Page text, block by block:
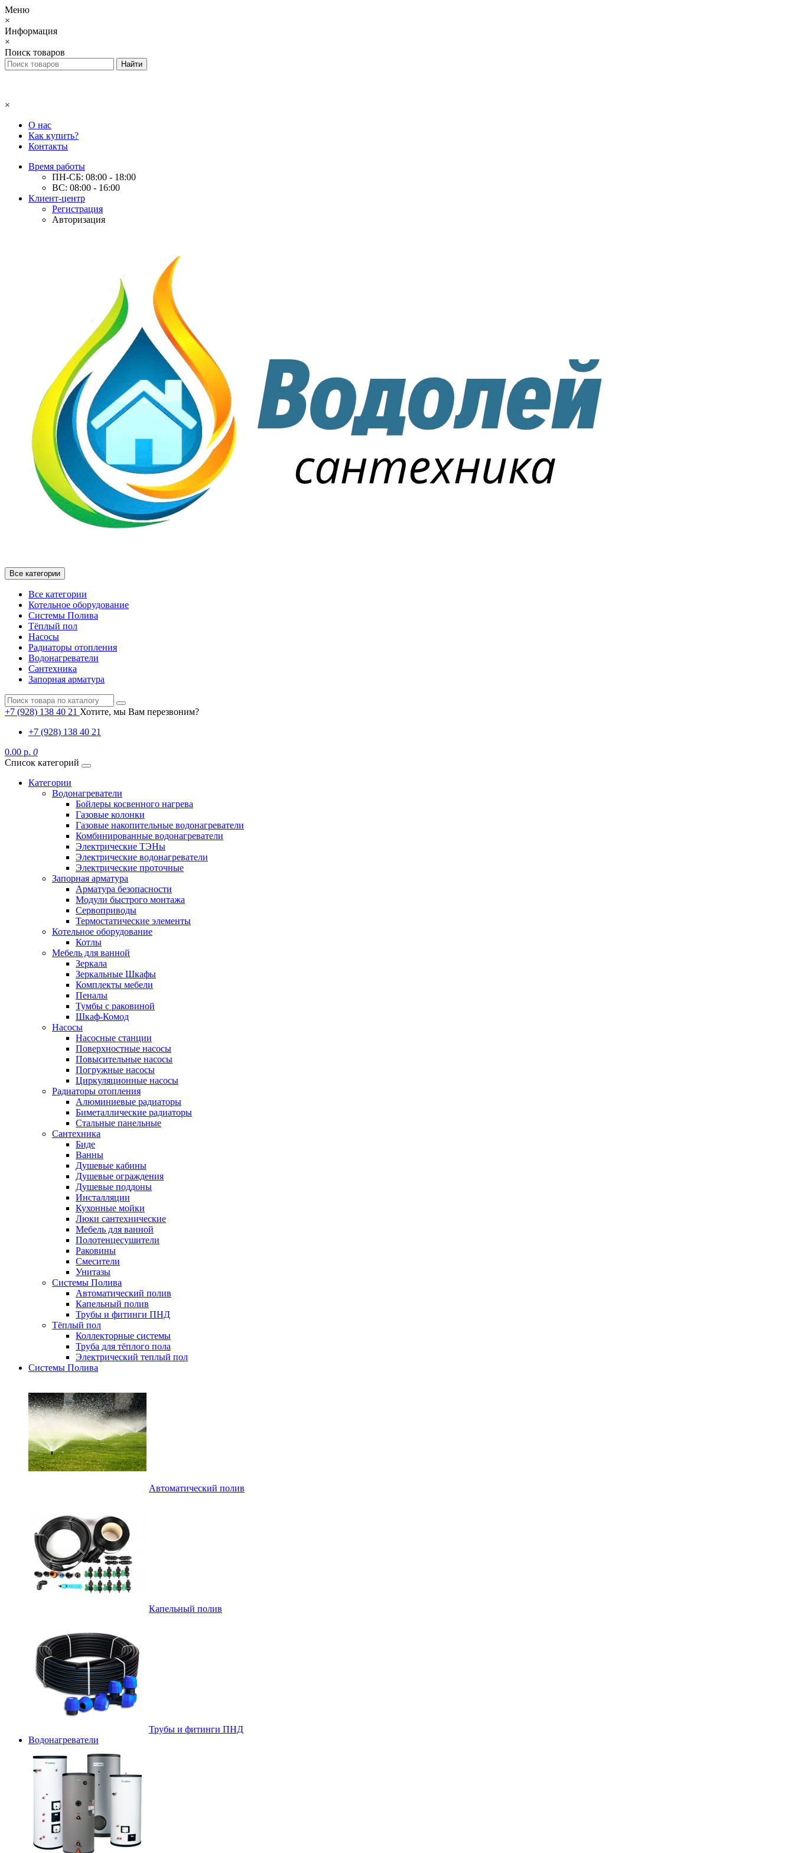
Меню
×
Информация
×
Поиск товаров
×
О нас
Как купить?
Контакты
Время работы
ПН-СБ: 08:00 - 18:00
ВС: 08:00 - 16:00
Клиент-центр
Регистрация
Авторизация
Все категории
Все категории
Котельное оборудование
Системы Полива
Тёплый пол
Насосы
Радиаторы отопления
Водонагреватели
Сантехника
Запорная арматура
+7 (928) 138 40 21 Хотите, мы Вам перезвоним?
+7 (928) 138 40 21
0.00 р. 0
Список категорий
Категории
Водонагреватели
Бойлеры косвенного нагрева
Газовые колонки
Газовые накопительные водонагреватели
Комбинированные водонагреватели
Электрические ТЭНы
Электрические водонагреватели
Электрические проточные
Запорная арматура
Арматура безопасности
Модули быстрого монтажа
Сервоприводы
Термостатические элементы
Котельное оборудование
Котлы
Мебель для ванной
Зеркала
Зеркальные Шкафы
Комплекты мебели
Пеналы
Тумбы с раковиной
Шкаф-Комод
Насосы
Насосные станции
Поверхностные насосы
Повысительные насосы
Погружные насосы
Циркуляционные насосы
Радиаторы отопления
Алюминиевые радиаторы
Биметаллические радиаторы
Стальные панельные
Сантехника
Биде
Ванны
Душевые кабины
Душевые ограждения
Душевые поддоны
Инсталляции
Кухонные мойки
Люки сантехнические
Мебель для ванной
Полотенцесушители
Раковины
Смесители
Унитазы
Системы Полива
Автоматический полив
Капельный полив
Трубы и фитинги ПНД
Тёплый пол
Коллекторные системы
Труба для тёплого пола
Электрический теплый пол
Системы Полива
Автоматический полив
Капельный полив
Трубы и фитинги ПНД
Водонагреватели